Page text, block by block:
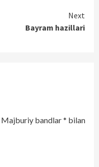
Next
Bayram hazillari
Majburiy bandlar* bilan